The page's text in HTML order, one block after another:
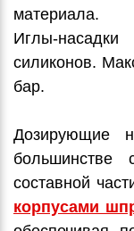
материала.
Иглы-
силиконов.
бар.
Дозирующие
большинстве
составной
корпусами